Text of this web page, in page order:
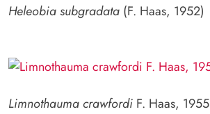
Heleobia subgradata (F. Haas, 1952)
Limnothauma crawfordi F. Haas, 1955